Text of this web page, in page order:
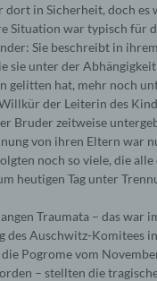
dort in Sicherheit, doch es
Situation war typisch für
Sie beschreibt in
sie unter der
gelitten hat, mehr noch
der Leiterin des
Bruder zeitweise
von ihren Eltern war
noch so viele, die
heutigen Tag unter
Traumata – das war
des Auschwitz-Komitees
die Pogrome vom
– stellten die